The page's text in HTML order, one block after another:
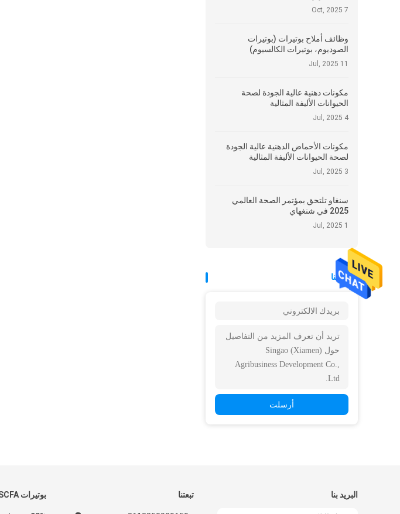
7 Oct, 2025
وظائف أملاح بوتيرات (بوتيرات
الصوديوم، بوتيرات الكالسيوم)
11 Jul, 2025
مكونات دهنية عالية الجودة لصحة
الحيوانات الأليفة المثالية
4 Jul, 2025
مكونات الأحماض الدهنية عالية الجودة
لصحة الحيوانات الأليفة المثالية
3 Jul, 2025
سنغاو تلتحق بمؤتمر الصحة العالمي
2025 في شنغهاي
1 Jul, 2025
البريد بنا
أرسلت
بوتيرات SCFA تبعتنا البريد بنا